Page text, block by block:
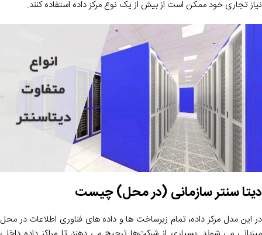
نیاز تجاری خود ممکن است از بیش از یک نوع مرکز داده استفاده کنند.
دیتا سنتر سازمانی (در محل) چیست
در این مدل مرکز داده، تمام زیرساخت ها و داده های فناوری اطلاعات در محل